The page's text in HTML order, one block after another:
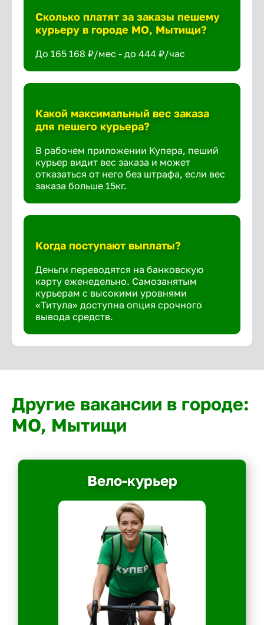
Сколько платят за заказы пешему
курьеру в городе МО, Мытищи?
До 165 168 ₽/мес - до 444 ₽/час
Какой максимальный вес заказа
для пешего курьера?
В рабочем приложении Купера, пеший
курьер видит вес заказа и может
отказаться от него без штрафа, если вес
заказа больше 15кг.
Когда поступают выплаты?
Деньги переводятся на банковскую
карту еженедельно. Самозанятым
курьерам с высокими уровнями
«Титула» доступна опция срочного
вывода средств.
Другие вакансии в городе:
МО, Мытищи
Вело-курьер